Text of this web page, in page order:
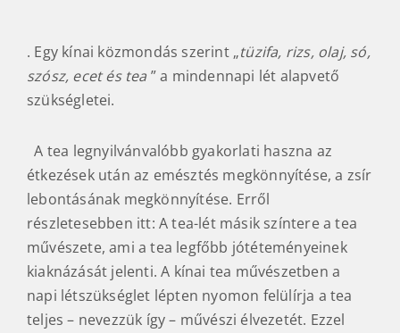
. Egy kínai közmondás szerint „tüzifa, rizs, olaj, só,
szósz, ecet és tea ” a mindennapi lét alapvető
szükségletei.
A tea legnyilvánvalóbb gyakorlati haszna az
étkezések után az emésztés megkönnyítése, a zsír
lebontásának megkönnyítése. Erről
részletesebben itt: A tea-lét másik színtere a tea
művészete, ami a tea legfőbb jótéteményeinek
kiaknázását jelenti. A kínai tea művészetben a
napi létszükséglet lépten nyomon felülírja a tea
teljes – nevezzük így – művészi élvezetét. Ezzel